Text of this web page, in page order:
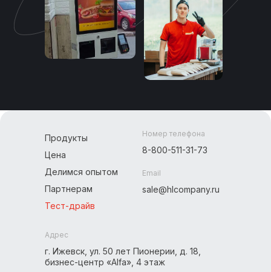
8-800-511-31-73
sale@hlcompany.ru
г. Ижевск, ул. 50 лет Пионерии, д. 18,
бизнес-центр «Alfa», 4 этаж
Продукты Номер телефона
Адрес
Email
Цена
Делимся опытом
Тест-драйв
Партнерам